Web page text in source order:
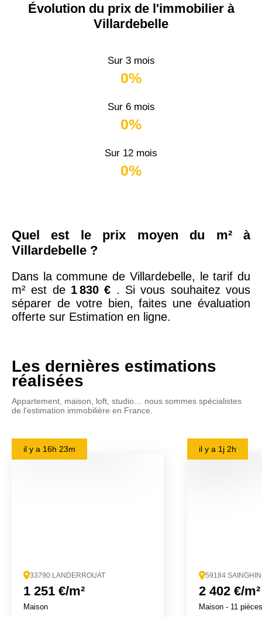
Évolution du prix de l'immobilier à
Villardebelle
Sur 3 mois
0%
Sur 6 mois
0%
Sur 12 mois
0%
Quel est le prix moyen du m² à
Villardebelle ?
Dans la commune de Villardebelle, le tarif du
m² est de 1 830 € . Si vous souhaitez vous
séparer de votre bien, faites une évaluation
offerte sur Estimation en ligne.
Les dernières estimations
réalisées
Appartement, maison, loft, studio… nous sommes spécialistes
de l'estimation immobilière en France.
il y a 16h 23m
33790 LANDERROUAT
1 251 €/m²
Maison
il y a 1j 2h
59184
2 402 €/m²
Maison - 11 pièces